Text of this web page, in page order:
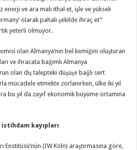
enerji ve ara malı ithal et, işle ve yüksek
olarak pahalı şekilde ihraç et”
yeterli olmuyor.
olan Almanya’nın bel kemiğini oluşturan
ve ihracata bağımlı Almanya
olan dış talepteki düşüşe bağlı sert
mücadele etmekte zorlanırken, ülke iki yıl
bu yıl da zayıf ekonomik büyüme ortamına
kayıpları
Enstitüsü’nün (IW Köln) araştırmasına göre,